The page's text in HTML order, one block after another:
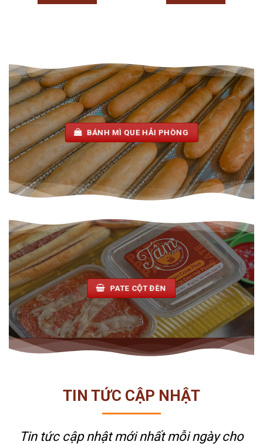
BÁNH MÌ QUE HẢI PHÒNG
PATE CỘT ĐÈN
TIN TỨC CẬP NHẬT
Tin tức cập nhật mới nhấtmỗi ngày cho